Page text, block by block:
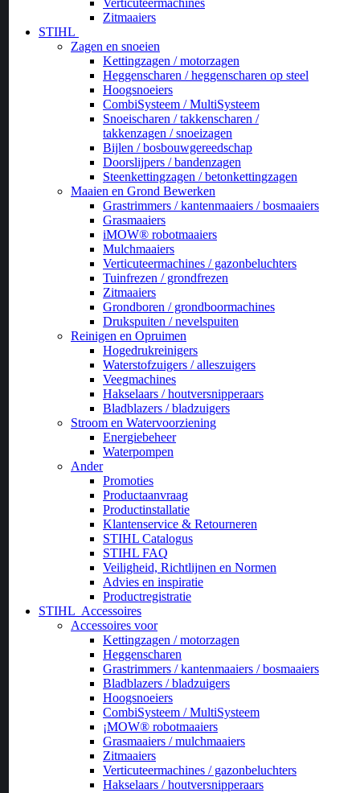
Verticuteermachines
Zitmaaiers
STIHL
Zagen en snoeien
Kettingzagen / motorzagen
Heggenscharen / heggenscharen op steel
Hoogsnoeiers
CombiSysteem / MultiSysteem
Snoeischaren / takkenscharen /
takkenzagen / snoeizagen
Bijlen / bosbouwgereedschap
Doorslijpers / bandenzagen
Steenkettingzagen / betonkettingzagen
Maaien en Grond Bewerken
Grastrimmers / kantenmaaiers / bosmaaiers
Grasmaaiers
iMOW® robotmaaiers
Mulchmaaiers
Verticuteermachines / gazonbeluchters
Tuinfrezen / grondfrezen
Zitmaaiers
Grondboren / grondboormachines
Drukspuiten / nevelspuiten
Reinigen en Opruimen
Hogedrukreinigers
Waterstofzuigers / alleszuigers
Veegmachines
Hakselaars / houtversnipperaars
Bladblazers / bladzuigers
Stroom en Watervoorziening
Energiebeheer
Waterpompen
Ander
Promoties
Productaanvraag
Productinstallatie
Klantenservice & Retourneren
STIHL Catalogus
STIHL FAQ
Veiligheid, Richtlijnen en Normen
Advies en inspiratie
Productregistratie
STIHL Accessoires
Accessoires voor
Kettingzagen / motorzagen
Heggenscharen
Grastrimmers / kantenmaaiers / bosmaaiers
Bladblazers / bladzuigers
Hoogsnoeiers
CombiSysteem / MultiSysteem
¡MOW® robotmaaiers
Grasmaaiers / mulchmaaiers
Zitmaaiers
Verticuteermachines / gazonbeluchters
Hakselaars / houtversnipperaars